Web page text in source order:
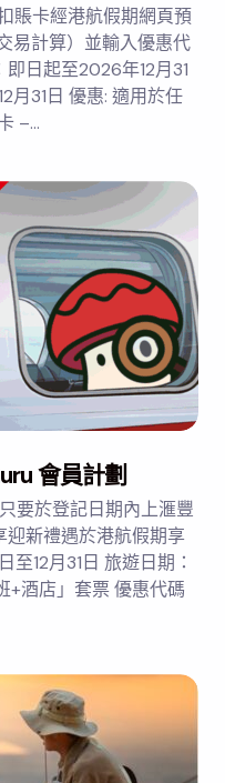
賬卡經港航假期網頁預
易計算）並輸入優惠代
日起至2026年12月31
月31日 優惠: 適用於任
–…
會員計劃
要於登記日期內上滙豐
迎新禮遇於港航假期享
12月31日 旅遊日期：
+酒店」套票 優惠代碼